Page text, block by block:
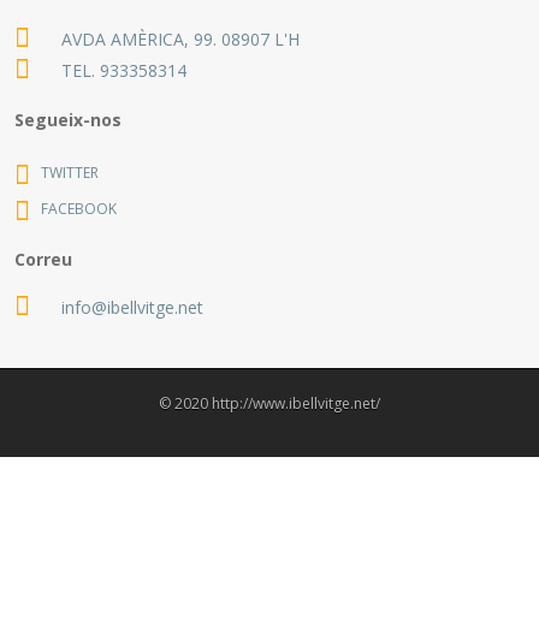
AVDA AMÈRICA, 99. 08907 L'H
TEL. 933358314
Segueix-nos
TWITTER
FACEBOOK
Correu
info@ibellvitge.net
© 2020 http://www.ibellvitge.net/